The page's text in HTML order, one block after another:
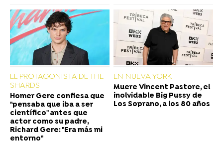
EL PROTAGONISTA DE THE
SHARDS
Homer Gere confiesa que
"pensaba que iba a ser
científico" antes que
actor como su padre,
Richard Gere: "Era más mi
entorno"
EN NUEVA YORK
Muere Vincent Pastore, el
inolvidable Big Pussy de
Los Soprano, a los 80 años